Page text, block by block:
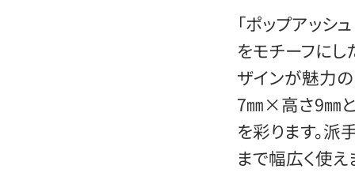
「ポップアッシ
をモチーフに
ザインが魅力の
7㎜×高さ9㎜と
を彩ります。派
まで幅広く使え